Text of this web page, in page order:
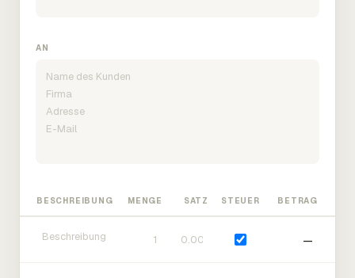
AN
BESCHREIBUNG MENGE SATZ STEUER BETRAG
—